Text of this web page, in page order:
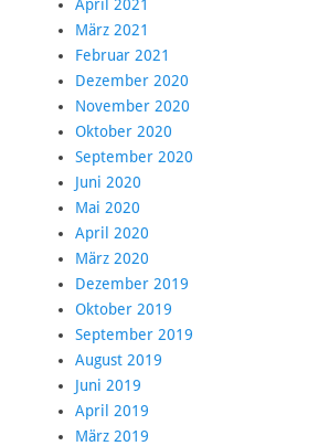
April 2021
März 2021
Februar 2021
Dezember 2020
November 2020
Oktober 2020
September 2020
Juni 2020
Mai 2020
April 2020
März 2020
Dezember 2019
Oktober 2019
September 2019
August 2019
Juni 2019
April 2019
März 2019